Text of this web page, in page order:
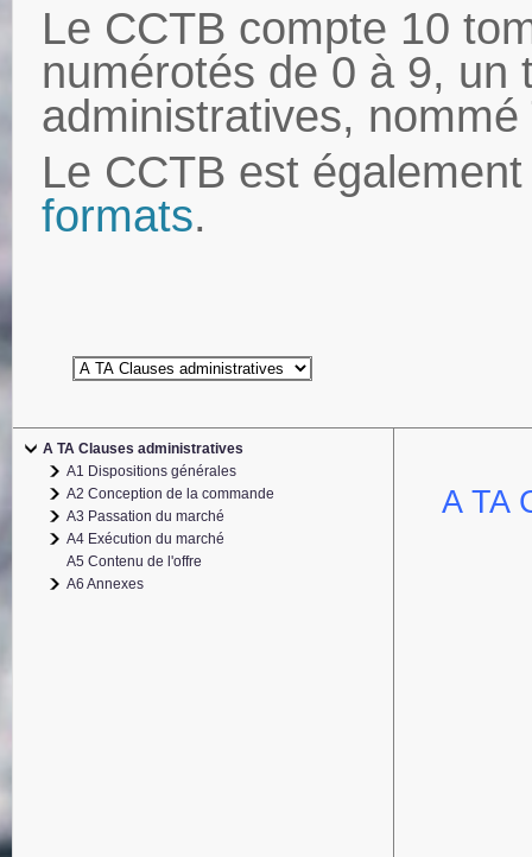
Le CCTB compte 10
numérotés de 0 à 9, un
administratives,
Le CCTB est
formats.